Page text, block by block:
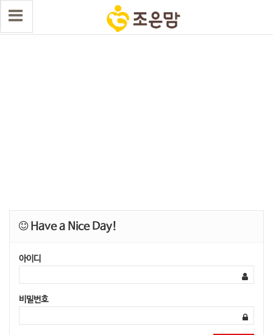
Have a Nice Day!
아이디
비밀번호